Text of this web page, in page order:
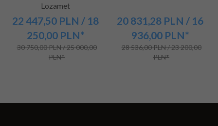
Lozamet
22 447,50 PLN / 18
250,00 PLN*
30 750,00 PLN / 25 000,00
PLN*
20 831,28 PLN / 16
936,00 PLN*
28 536,00 PLN / 23 200,00
PLN*